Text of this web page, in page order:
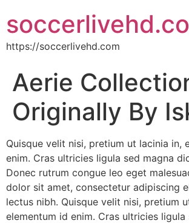
https://soccerlivehd.com
Aerie
Originally By
Quisque velit nisi, pretium ut lacinia in,
enim. Cras ultricies ligula sed magna
Donec rutrum congue leo eget
dolor sit amet, consectetur adipiscing
lectus nibh. Quisque velit nisi, pretium
elementum id enim. Cras ultricies ligula